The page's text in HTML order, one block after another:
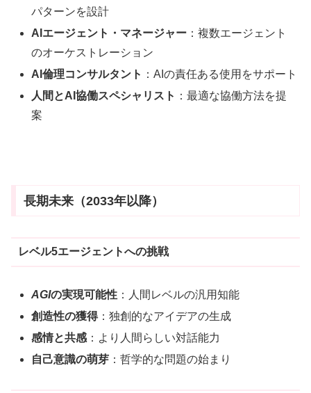
パターンを設計
AIエージェント・マネージャー ：複数エージェント
のオーケストレーション
AI倫理コンサルタント ：AIの責任ある使用をサポート
人間とAI協働スペシャリスト ：最適な協働方法を提
案
長期未来（2033年以降）
レベル5エージェントへの挑戦
AGIの実現可能性 ：人間レベルの汎用知能
創造性の獲得：独創的なアイデアの生成
感情と共感 ：より人間らしい対話能力
自己意識の萌芽 ：哲学的な問題の始まり